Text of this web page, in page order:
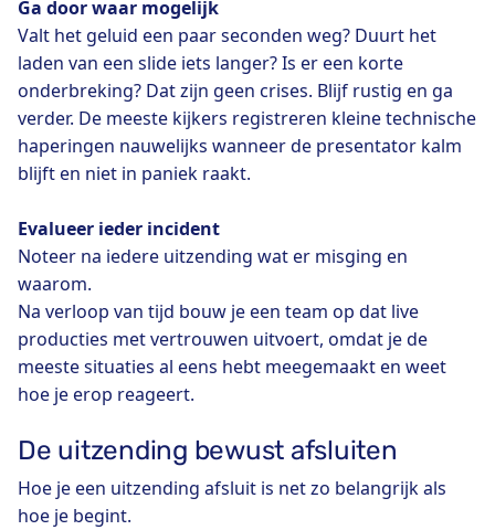
Ga door waar mogelijk
Valt het geluid een paar seconden weg? Duurt het
laden van een slide iets langer? Is er een korte
onderbreking? Dat zijn geen crises. Blijf rustig en ga
verder. De meeste kijkers registreren kleine technische
haperingen nauwelijks wanneer de presentator kalm
blijft en niet in paniek raakt.
Evalueer ieder incident
Noteer na iedere uitzending wat er misging en
waarom.
Na verloop van tijd bouw je een team op dat live
producties met vertrouwen uitvoert, omdat je de
meeste situaties al eens hebt meegemaakt en weet
hoe je erop reageert.
De uitzending bewust afsluiten
Hoe je een uitzending afsluit is net zo belangrijk als
hoe je begint.